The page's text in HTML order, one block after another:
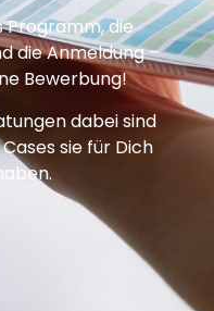
Programm, die
die Anmeldung –
Bewerbung!
dabei sind
sie für Dich